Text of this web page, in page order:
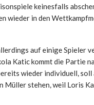
keinesfalls
wieder in den
auf einige Spieler
Katic kommt die Partie
wieder individuell, soll
Müller stehen, weil Loris